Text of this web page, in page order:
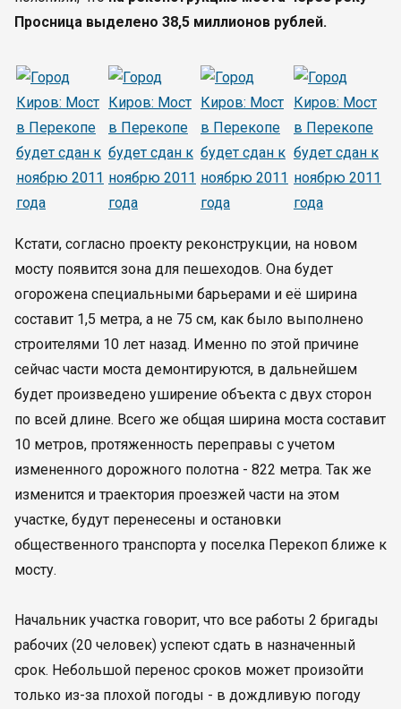
Просница выделено 38,5 миллионов рублей.
Кстати, согласно проекту реконструкции, на новом
мосту появится зона для пешеходов. Она будет
огорожена специальными барьерами и её ширина
составит 1,5 метра, а не 75 см, как было выполнено
строителями 10 лет назад. Именно по этой причине
сейчас части моста демонтируются, в дальнейшем
будет произведено уширение объекта с двух сторон
по всей длине. Всего же общая ширина моста составит
10 метров, протяженность переправы с учетом
измененного дорожного полотна - 822 метра. Так же
изменится и траектория проезжей части на этом
участке, будут перенесены и остановки
общественного транспорта у поселка Перекоп ближе к
мосту.
Начальник участка говорит, что все работы 2 бригады
рабочих (20 человек) успеют сдать в назначенный
срок. Небольшой перенос сроков может произойти
только из-за плохой погоды - в дождливую погоду